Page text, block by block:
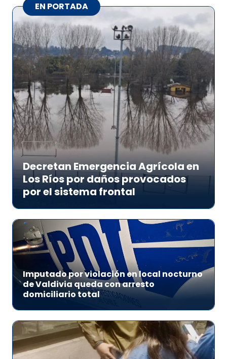
EN PORTADA
Decretan Emergencia Agrícola en
Los Ríos por daños provocados
por el sistema frontal
Imputado por violación en local nocturno
de Valdivia queda con arresto
domiciliario total